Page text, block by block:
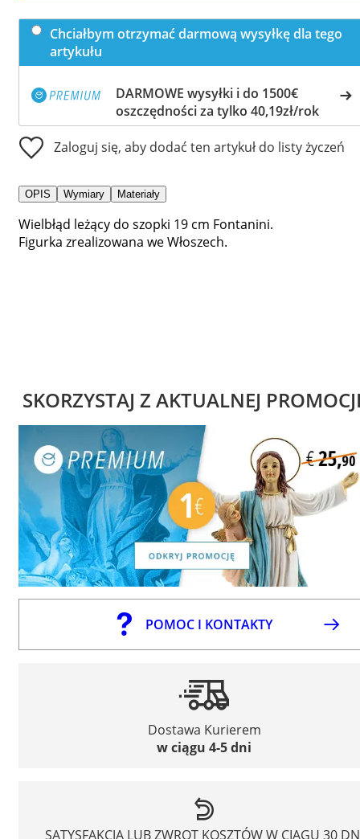
Chciałbym otrzymać darmową wysyłkę dla tego
artykułu
DARMOWE wysyłki i do 1500€
oszczędności za tylko 40,19zł/rok
Zaloguj się, aby dodać ten artykuł do listy życzeń
OPIS Wymiary Materiały
Wielbłąd leżący do szopki 19 cm Fontanini.
Figurka zrealizowana we Włoszech.
SKORZYSTAJ Z AKTUALNEJ
POMOC I KONTAKTY
Dostawa Kurierem
w ciągu 4-5 dni
SATYSFAKCJA LUB ZWROT KOSZTÓW W CIĄGU 30